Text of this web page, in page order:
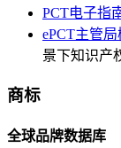
PCT电子指
ePCT主管
景下知识产
商标
全球品牌数据库